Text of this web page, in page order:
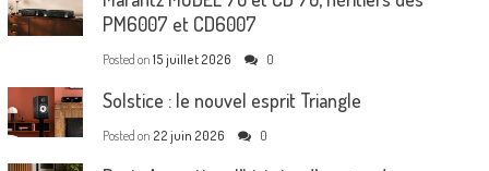
PM6007 et CD6007
Posted on 15 juillet 2026 0
Solstice : le nouvel esprit Triangle
Posted on 22 juin 2026 0